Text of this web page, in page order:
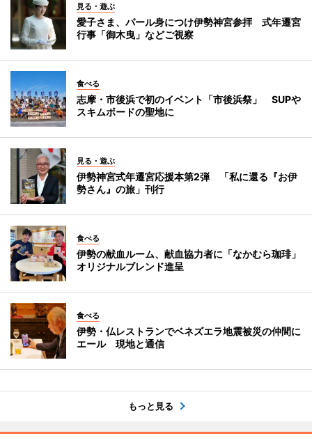
見る・遊ぶ
愛子さま、パール身につけ伊勢神宮参拝 式年遷宮
行事「御木曳」などご視察
食べる
志摩・市後浜で初のイベント「市後浜祭」 SUPや
スキムボードの聖地に
見る・遊ぶ
伊勢神宮式年遷宮応援本第2弾 「私に還る『お伊
勢さん』の旅」刊行
食べる
伊勢の献血ルーム、献血協力者に「なかむら珈琲」
オリジナルブレンド進呈
食べる
伊勢・仏レストランでベネズエラ地震被災の仲間に
エール 現地と通信
もっと見る